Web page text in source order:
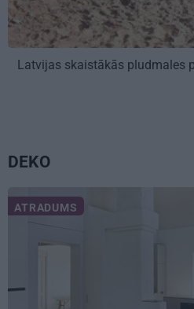
Latvijas skaistākās pludmales
DEKO
ATRADUMS